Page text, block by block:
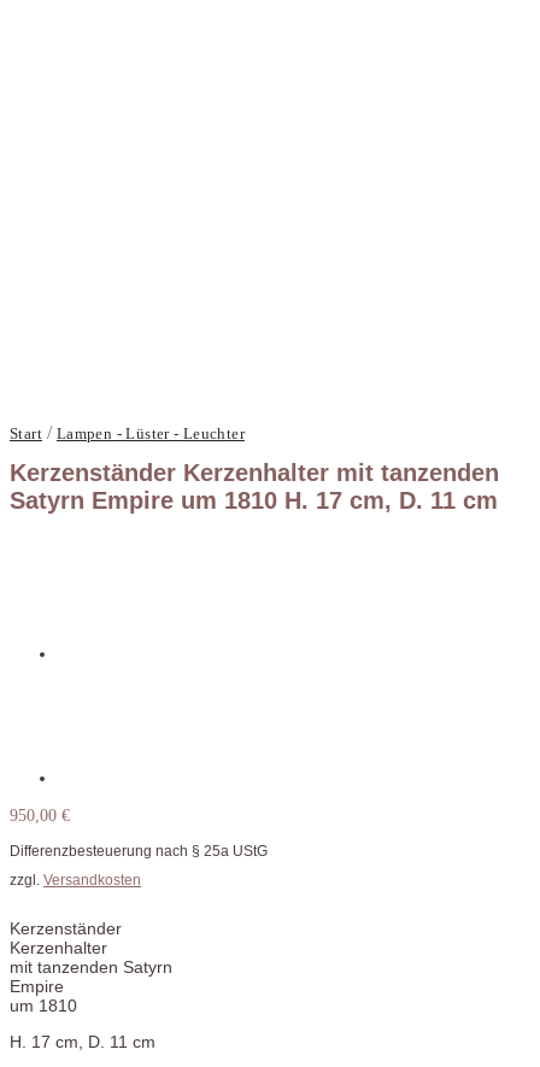
Start / Lampen - Lüster - Leuchter
Kerzenständer Kerzenhalter mit tanzenden
Satyrn Empire um 1810 H. 17 cm, D. 11 cm
950,00 €
Differenzbesteuerung nach § 25a UStG
zzgl. Versandkosten
Kerzenständer
Kerzenhalter
mit tanzenden Satyrn
Empire
um 1810
H. 17 cm, D. 11 cm